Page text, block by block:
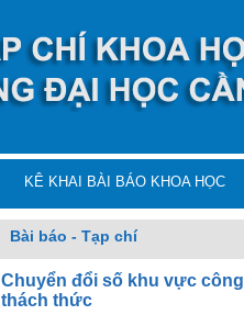
KÊ KHAI BÀI BÁO KHOA HỌC
Bài báo - Tạp chí
Chuyển đổi số khu vực
thách thức